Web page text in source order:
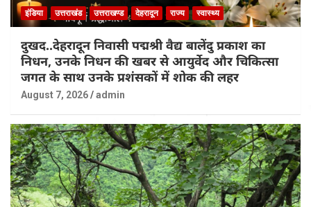
इंडिया उत्तराखंड उत्तराखण्ड देहरादून राज्य स्वास्थ्य
दुखद..देहरादून निवासी पद्मश्री वैद्य बालेंदु प्रकाश का
निधन, उनके निधन की खबर से आयुर्वेद और चिकित्सा
जगत के साथ उनके प्रशंसकों में शोक की लहर
August 7, 2026 admin